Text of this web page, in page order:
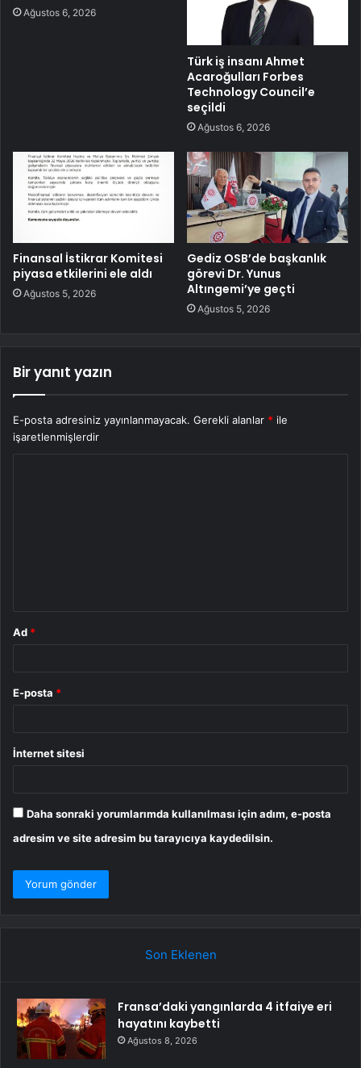
Ağustos 6, 2026
Türk iş insanı Ahmet
Acaroğulları Forbes
Technology Council’e
seçildi
Ağustos 6, 2026
Finansal İstikrar Komitesi
piyasa etkilerini ele aldı
Ağustos 5, 2026
Gediz OSB’de başkanlık
görevi Dr. Yunus
Altıngemi’ye geçti
Ağustos 5, 2026
Bir yanıt yazın
E-posta adresiniz yayınlanmayacak. Gerekli alanlar * ile
işaretlenmişlerdir
Ad *
E-posta *
İnternet sitesi
Daha sonraki yorumlarımda kullanılması için adım, e-posta
adresim ve site adresim bu tarayıcıya kaydedilsin.
Son Eklenen
Fransa’daki yangınlarda 4 itfaiye eri
hayatını kaybetti
Ağustos 8, 2026